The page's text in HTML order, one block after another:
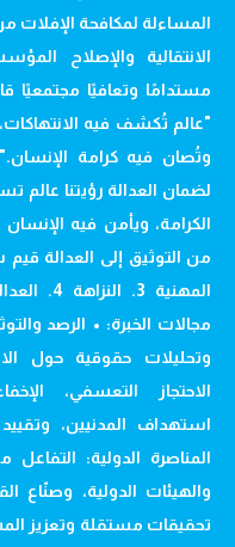
المساءلة لمكافحة الإفلات
الانتقالية والإصلاح
مستدامًا وتعافيًا مجتمعيًا
"عالم تُكشف فيه
وتُصان فيه كرامة الإنسان."
لضمان العدالة رؤيتنا عالم
الكرامة، ويأمن فيه
مجالات الخبرة: • الرصد
وتحليلات حقوقية حول
الاحتجاز التعسفي،
استهداف المدنيين،
المناصرة الدولية: التفاعل
والهيئات الدولية، وصنّاع
تحقيقات مستقلة وتعزيز